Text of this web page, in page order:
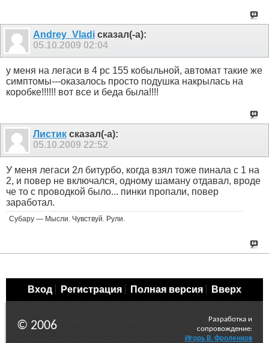
Andrey_Vladi сказал(-а):
05.10.2009 02:04
у меня на легаси в 4 рс 155 кобыльной, автомат такие же
симптомы---оказалось просто подушка накрылась на
коробке!!!!!! вот все и беда была!!!!
Листик сказал(-а):
05.10.2009 22:52
У меня легаси 2л битурбо, когда взял тоже пинала с 1 на
2, и повер не включался, одному шаману отдавал, вроде
че то с проводкой было... пинки пропали, повер
заработал.
Субару — Мысли. Чувствуй. Рули.
Вход Регистрация Полная версия Вверх
© 2006
Разработка и
сопровождение:
Игорь В. Фроленков